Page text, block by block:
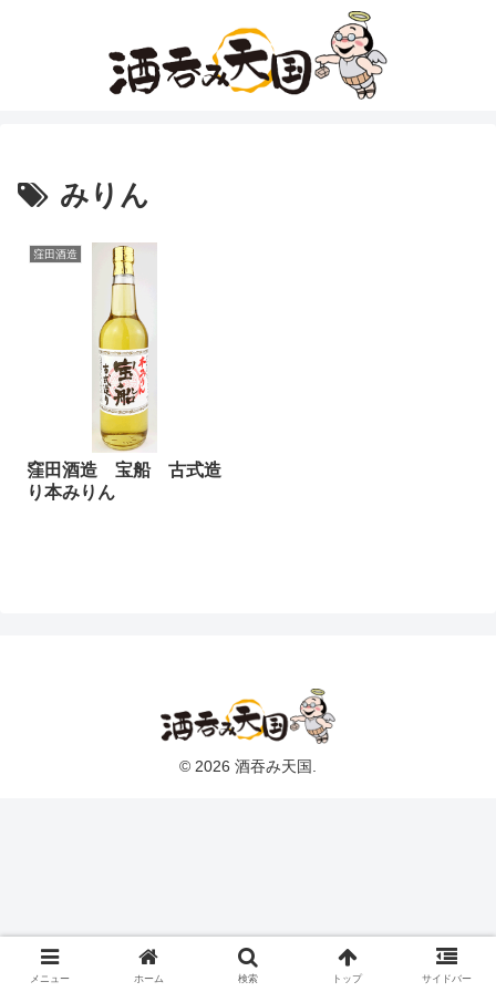
みりん
窪田酒造
窪田酒造 宝船 古式造
り本みりん
© 2026 酒吞み天国.
メニュー ホーム 検索 トップ サイドバー